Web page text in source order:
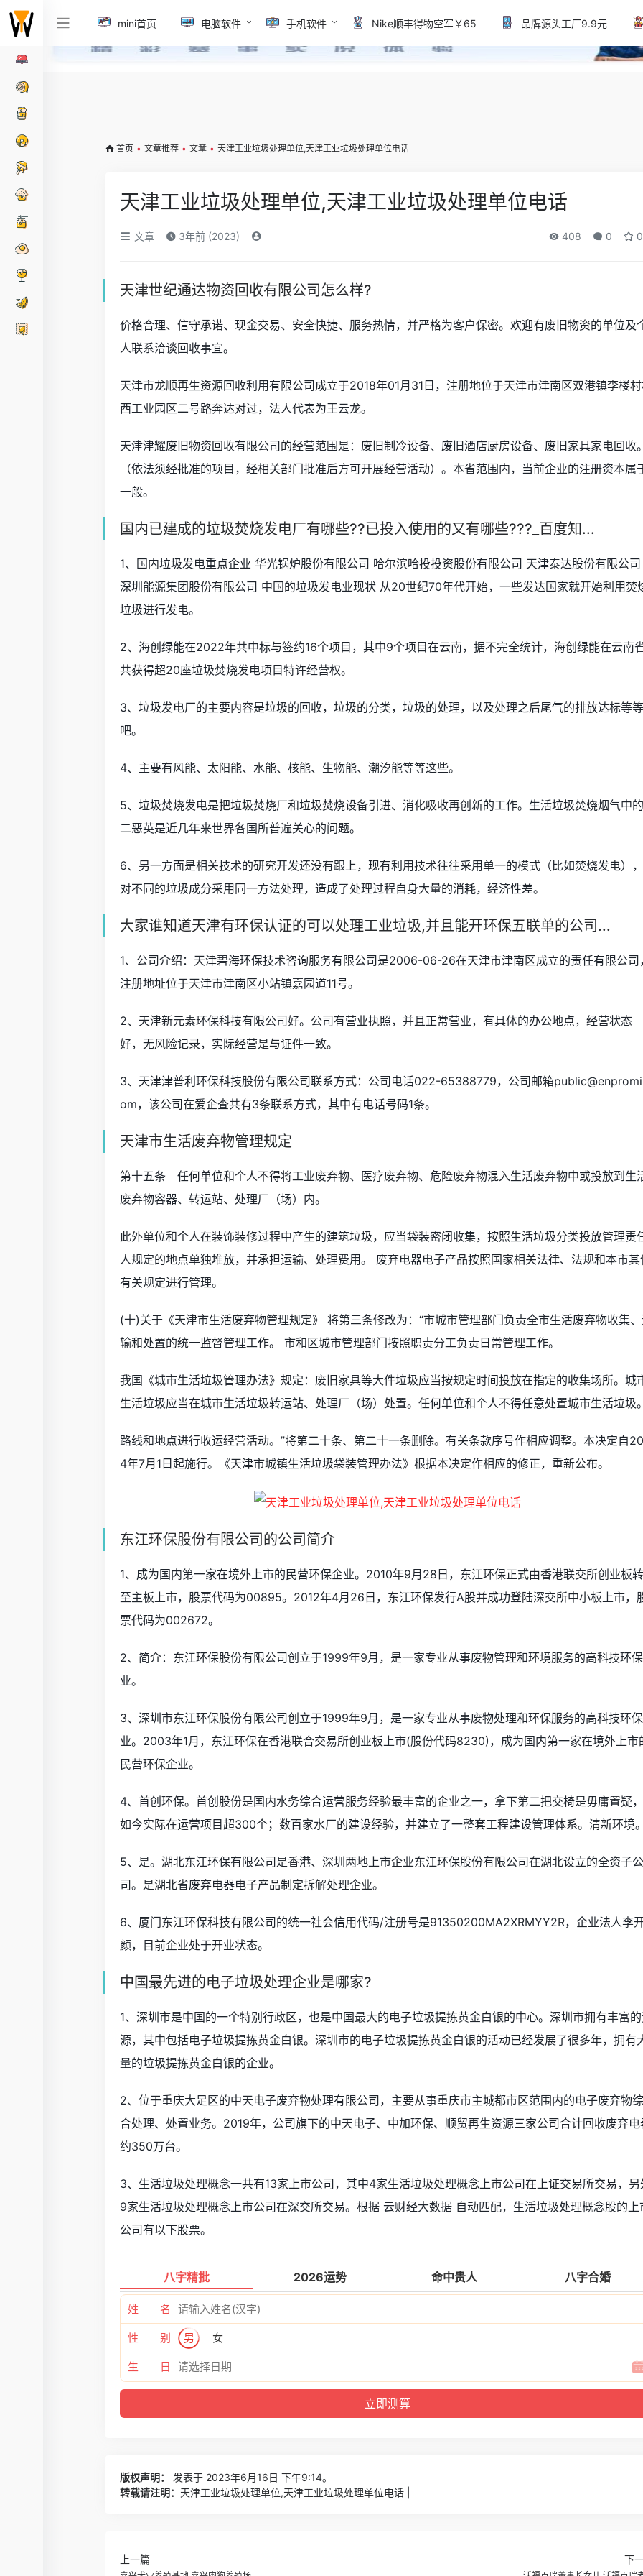
mini首页 电脑软件 手机软件 Nike顺丰得物空军￥65 品牌源头工厂9.9元
首页 • 文章推荐 • 文章 • 天津工业垃圾处理单位,天津工业垃圾处理单位电话
天津工业垃圾处理单位,天津工业垃圾处理单位电话
文章 3年前 (2023) 408 0 0
天津世纪通达物资回收有限公司怎么样?
价格合理、信守承诺、现金交易、安全快捷、服务热情，并严格为客户保密。欢迎有废旧物资的单位及
人联系洽谈回收事宜。
天津市龙顺再生资源回收利用有限公司成立于2018年01月31日，注册地位于天津市津南区双港镇李楼
西工业园区二号路奔达对过，法人代表为王云龙。
天津津耀废旧物资回收有限公司的经营范围是：废旧制冷设备、废旧酒店厨房设备、废旧家具家电回收。
（依法须经批准的项目，经相关部门批准后方可开展经营活动）。本省范围内，当前企业的注册资本属
一般。
国内已建成的垃圾焚烧发电厂有哪些??已投入使用的又有哪些???_百度知...
1、国内垃圾发电重点企业 华光锅炉股份有限公司 哈尔滨哈投投资股份有限公司 天津泰达股份有限公司
深圳能源集团股份有限公司 中国的垃圾发电业现状 从20世纪70年代开始，一些发达国家就开始利用焚
垃圾进行发电。
2、海创绿能在2022年共中标与签约16个项目，其中9个项目在云南，据不完全统计，海创绿能在云南
共获得超20座垃圾焚烧发电项目特许经营权。
3、垃圾发电厂的主要内容是垃圾的回收，垃圾的分类，垃圾的处理，以及处理之后尾气的排放达标等等
吧。
4、主要有风能、太阳能、水能、核能、生物能、潮汐能等等这些。
5、垃圾焚烧发电是把垃圾焚烧厂和垃圾焚烧设备引进、消化吸收再创新的工作。生活垃圾焚烧烟气中的
二恶英是近几年来世界各国所普遍关心的问题。
6、另一方面是相关技术的研究开发还没有跟上，现有利用技术往往采用单一的模式（比如焚烧发电），
对不同的垃圾成分采用同一方法处理，造成了处理过程自身大量的消耗，经济性差。
大家谁知道天津有环保认证的可以处理工业垃圾,并且能开环保五联单的公司...
1、公司介绍：天津碧海环保技术咨询服务有限公司是2006-06-26在天津市津南区成立的责任有限公司，
注册地址位于天津市津南区小站镇嘉园道11号。
2、天津新元素环保科技有限公司好。公司有营业执照，并且正常营业，有具体的办公地点，经营状态
好，无风险记录，实际经营是与证件一致。
3、天津津普利环保科技股份有限公司联系方式：公司电话022-65388779，公司邮箱
om，该公司在爱企查共有3条联系方式，其中有电话号码1条。
天津市生活废弃物管理规定
第十五条 任何单位和个人不得将工业废弃物、医疗废弃物、危险废弃物混入生活废弃物中或投放到生
废弃物容器、转运站、处理厂（场）内。
此外单位和个人在装饰装修过程中产生的建筑垃圾，应当袋装密闭收集，按照生活垃圾分类投放管理责
人规定的地点单独堆放，并承担运输、处理费用。 废弃电器电子产品按照国家相关法律、法规和本市其
有关规定进行管理。
(十)关于《天津市生活废弃物管理规定》 将第三条修改为：“市城市管理部门负责全市生活废弃物收集
输和处置的统一监督管理工作。 市和区城市管理部门按照职责分工负责日常管理工作。
我国《城市生活垃圾管理办法》规定：废旧家具等大件垃圾应当按规定时间投放在指定的收集场所。城
生活垃圾应当在城市生活垃圾转运站、处理厂（场）处置。任何单位和个人不得任意处置城市生活垃圾。
路线和地点进行收运经营活动。”将第二十条、第二十一条删除。有关条款序号作相应调整。本决定自
4年7月1日起施行。《天津市城镇生活垃圾袋装管理办法》根据本决定作相应的修正，重新公布。
东江环保股份有限公司的公司简介
1、成为国内第一家在境外上市的民营环保企业。2010年9月28日，东江环保正式由香港联交所创业板转
至主板上市，股票代码为00895。2012年4月26日，东江环保发行A股并成功登陆深交所中小板上市，
票代码为002672。
2、简介：东江环保股份有限公司创立于1999年9月，是一家专业从事废物管理和环境服务的高科技环
业。
3、深圳市东江环保股份有限公司创立于1999年9月，是一家专业从事废物处理和环保服务的高科技环
业。2003年1月，东江环保在香港联合交易所创业板上市(股份代码8230)，成为国内第一家在境外上市
民营环保企业。
4、首创环保。首创股份是国内水务综合运营服务经验最丰富的企业之一，拿下第二把交椅是毋庸置疑，
如今实际在运营项目超300个；数百家水厂的建设经验，并建立了一整套工程建设管理体系。清新环境。
5、是。湖北东江环保有限公司是香港、深圳两地上市企业东江环保股份有限公司在湖北设立的全资子公
司。是湖北省废弃电器电子产品制定拆解处理企业。
6、厦门东江环保科技有限公司的统一社会信用代码/注册号是91350200MA2XRMYY2R，企业法人李
颜，目前企业处于开业状态。
中国最先进的电子垃圾处理企业是哪家?
1、深圳市是中国的一个特别行政区，也是中国最大的电子垃圾提拣黄金白银的中心。深圳市拥有丰富
源，其中包括电子垃圾提拣黄金白银。深圳市的电子垃圾提拣黄金白银的活动已经发展了很多年，拥有
量的垃圾提拣黄金白银的企业。
2、位于重庆大足区的中天电子废弃物处理有限公司，主要从事重庆市主城都市区范围内的电子废弃物综
合处理、处置业务。2019年，公司旗下的中天电子、中加环保、顺贸再生资源三家公司合计回收废弃电
约350万台。
3、生活垃圾处理概念一共有13家上市公司，其中4家生活垃圾处理概念上市公司在上证交易所交易，另
9家生活垃圾处理概念上市公司在深交所交易。根据 云财经大数据 自动匹配，生活垃圾处理概念股的上
公司有以下股票。
八字精批 2026运势 命中贵人 八字合婚
姓 名
性 别 男 女
生 日
版权声明：
发表于 2023年6月16日 下午9:14。
转载请注明： 天津工业垃圾处理单位,天津工业垃圾处理单位电话 |
上一篇 下